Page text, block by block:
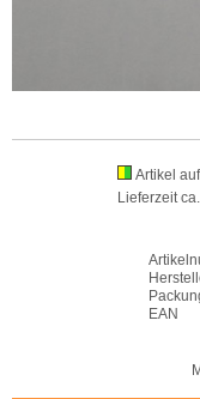
Artikel
Lieferzeit
EAN